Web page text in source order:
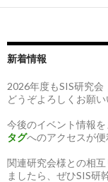
新着情報
2026年度もSIS研究会
どうぞよろしくお願い
今後のイベント情報
タグへのアクセスが便
関連研究会様との相
ましたら、ぜひSIS研